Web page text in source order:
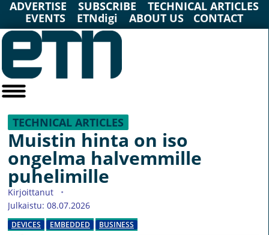
ADVERTISE SUBSCRIBE
TECHNICAL ARTICLES
EVENTS
ETNdigi ABOUT US CONTACT
TECHNICAL ARTICLES
Muistin hinta on iso
ongelma halvemmille
puhelimille
Kirjoittanut
Julkaistu: 08.07.2026
DEVICES EMBEDDED BUSINESS